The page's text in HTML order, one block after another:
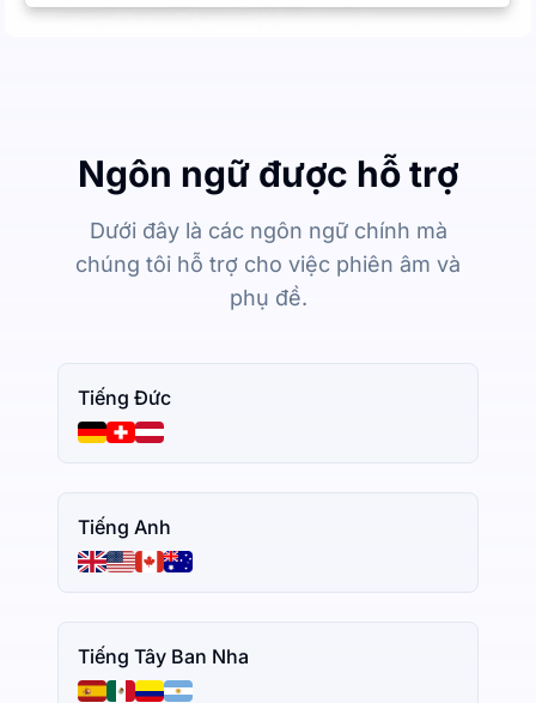
Ngôn ngữ được hỗ trợ
Dưới đây là các ngôn ngữ chính mà
chúng tôi hỗ trợ cho việc phiên âm và
phụ đề.
Tiếng Đức
Tiếng Anh
Tiếng Tây Ban Nha